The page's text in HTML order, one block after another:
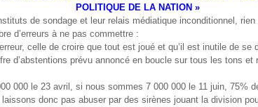
POLITIQUE DE LA NATION »
de sondage et leur relais médiatique inconditionnel, rien
d’erreurs à ne pas commettre :
celle de croire que tout est joué et qu’il est inutile de se
d’abstentions prévu annoncé en boucle sur tous les tons et
le 23 avril, si nous sommes 7 000 000 le 11 juin, 75%
donc pas abuser par des sirènes jouant la division